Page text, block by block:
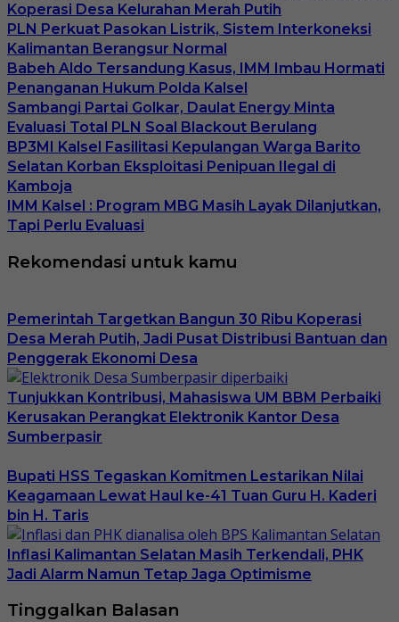
Koperasi Desa Kelurahan Merah Putih
PLN Perkuat Pasokan Listrik, Sistem Interkoneksi
Kalimantan Berangsur Normal
Babeh Aldo Tersandung Kasus, IMM Imbau Hormati
Penanganan Hukum Polda Kalsel
Sambangi Partai Golkar, Daulat Energy Minta
Evaluasi Total PLN Soal Blackout Berulang
BP3MI Kalsel Fasilitasi Kepulangan Warga Barito
Selatan Korban Eksploitasi Penipuan Ilegal di
Kamboja
IMM Kalsel : Program MBG Masih Layak Dilanjutkan,
Tapi Perlu Evaluasi
Rekomendasi untuk kamu
Pemerintah Targetkan Bangun 30 Ribu Koperasi
Desa Merah Putih, Jadi Pusat Distribusi Bantuan dan
Penggerak Ekonomi Desa
Tunjukkan Kontribusi, Mahasiswa UM BBM Perbaiki
Kerusakan Perangkat Elektronik Kantor Desa
Sumberpasir
Bupati HSS Tegaskan Komitmen Lestarikan Nilai
Keagamaan Lewat Haul ke-41 Tuan Guru H. Kaderi
bin H. Taris
Inflasi Kalimantan Selatan Masih Terkendali, PHK
Jadi Alarm Namun Tetap Jaga Optimisme
Tinggalkan Balasan